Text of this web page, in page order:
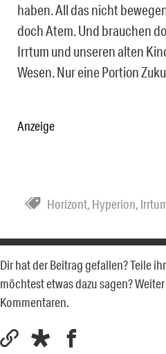
haben. All das nicht
doch Atem. Und brauchen
Irrtum und unseren alten
Wesen. Nur eine Portion
Anzeige
Horizont, Hyperion,
Dir hat der Beitrag gefallen? Teile
möchtest etwas dazu sagen?
Kommentaren.